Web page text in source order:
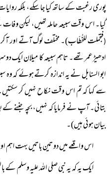
پوری رغبت کے ساتھ کیا جا سکے، بلکہ روایات
گیا۔ اس وقت سبیعہ حاملہ تھیں، لیکن
(فتجملت للخُطّاب)۔ مختلف لوگ آتے اور
ادھیڑ عمر تھے۔ تاہم سبیعہ کا میلان ایک
ابو السنابل نے یہ اندازہ کرتے ہوئے کہ وہ
سے کہا کہ تم اس وقت نکاح نہیں کر
بتائی۔ آپ نے فرمایا کہ نہیں، بچہ جننے
بیان ہوئی ہیں)۔
اس واقعے میں دو تین باتیں بہت اہم
ایک یہ کہ یہ نبی صلی اللہ علیہ وسلم کے